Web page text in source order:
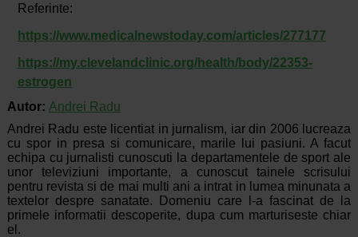
Referinte:
https://www.medicalnewstoday.com/articles/277177
https://my.clevelandclinic.org/health/body/22353-
estrogen
Autor: Andrei Radu
Andrei Radu este licentiat in jurnalism, iar din 2006 lucreaza
cu spor in presa si comunicare, marile lui pasiuni. A facut
echipa cu jurnalisti cunoscuti la departamentele de sport ale
unor televiziuni importante, a cunoscut tainele scrisului
pentru revista si de mai multi ani a intrat in lumea minunata a
textelor despre sanatate. Domeniu care l-a fascinat de la
primele informatii descoperite, dupa cum marturiseste chiar
el.